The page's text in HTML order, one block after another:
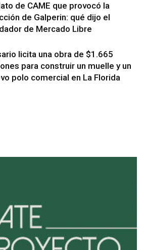
de CAME que provocó la
de Galperin: qué dijo el
de Mercado Libre
licita una obra de $1.665
para construir un muelle y un
polo comercial en La Florida